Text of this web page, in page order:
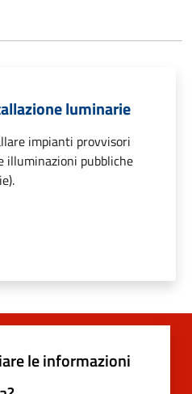
luminarie
impianti provvisori
pubbliche
le informazioni